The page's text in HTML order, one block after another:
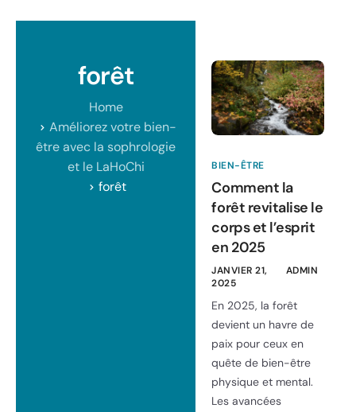
forêt
Home
Améliorez votre bien-
être avec la sophrologie
et le LaHoChi
forêt
BIEN-ÊTRE
Comment la
forêt revitalise le
corps et l’esprit
en 2025
JANVIER 21,
2025
ADMIN
En 2025, la forêt
devient un havre de
paix pour ceux en
quête de bien-être
physique et mental.
Les avancées